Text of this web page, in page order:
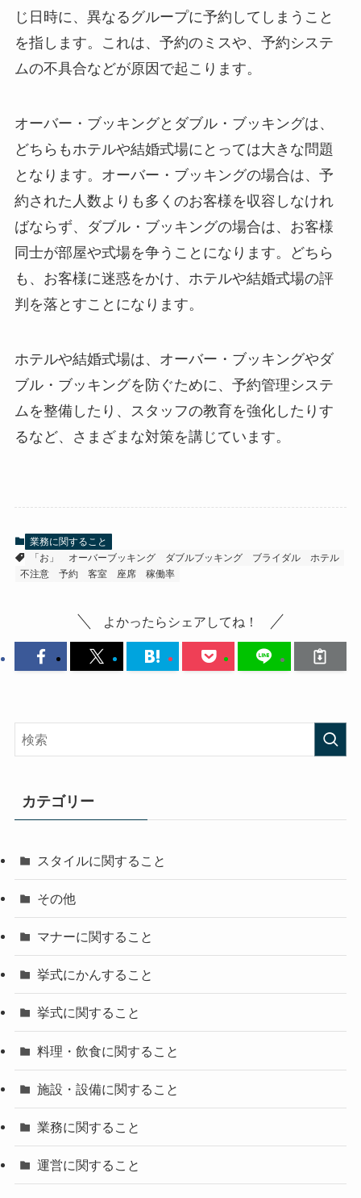
じ日時に、異なるグループに予約してしまうこと
を指します。これは、予約のミスや、予約システ
ムの不具合などが原因で起こります。
オーバー・ブッキングとダブル・ブッキングは、
どちらもホテルや結婚式場にとっては大きな問題
となります。オーバー・ブッキングの場合は、予
約された人数よりも多くのお客様を収容しなけれ
ばならず、ダブル・ブッキングの場合は、お客様
同士が部屋や式場を争うことになります。どちら
も、お客様に迷惑をかけ、ホテルや結婚式場の評
判を落とすことになります。
ホテルや結婚式場は、オーバー・ブッキングやダ
ブル・ブッキングを防ぐために、予約管理システ
ムを整備したり、スタッフの教育を強化したりす
るなど、さまざまな対策を講じています。
業務に関すること
「お」
オーバーブッキング ダブルブッキング ブライダル
ホテル
不注意
予約 客室 座席 稼働率
よかったらシェアしてね！
カテゴリー
スタイルに関すること
その他
マナーに関すること
挙式にかんすること
挙式に関すること
料理・飲食に関すること
施設・設備に関すること
業務に関すること
運営に関すること